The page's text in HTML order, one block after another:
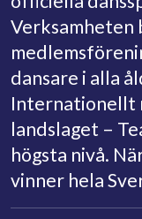
Verksamheten
dansare i alla
Internationellt
landslaget –
högsta nivå.
vinner hela